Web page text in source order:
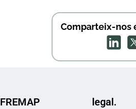
Comparteix-nos
FREMAP legal.